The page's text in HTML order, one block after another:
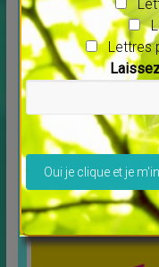
Message pour
↳LES MERVEILLES
Vous voulez
Lettres
Veuillez laisser ce